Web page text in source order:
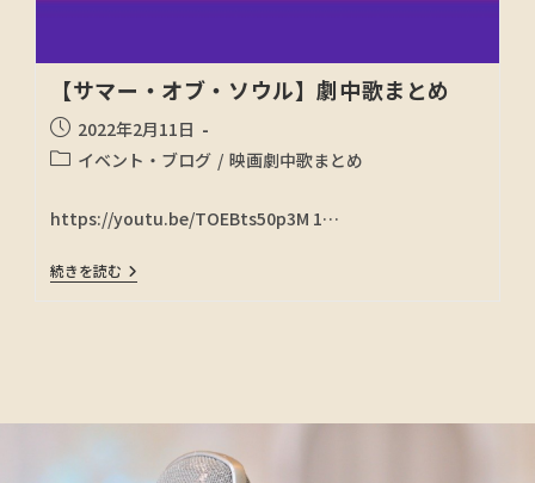
【サマー・オブ・ソウル】劇中歌まとめ
2022年2月11日
イベント・ブログ / 映画劇中歌まとめ
https://youtu.be/TOEBts50p3M 1…
続きを読む